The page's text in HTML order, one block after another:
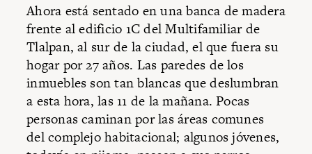
Ahora está sentado en una banca de madera
frente al edificio 1C del Multifamiliar de
Tlalpan, al sur de la ciudad, el que fuera su
hogar por 27 años. Las paredes de los
inmuebles son tan blancas que deslumbran
a esta hora, las 11 de la mañana. Pocas
personas caminan por las áreas comunes
del complejo habitacional; algunos jóvenes,